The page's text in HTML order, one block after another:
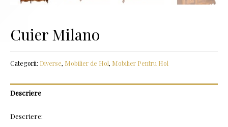
Cuier Milano
Categorii: Diverse, Mobilier de Hol, Mobilier Pentru Hol
Descriere
Descriere: